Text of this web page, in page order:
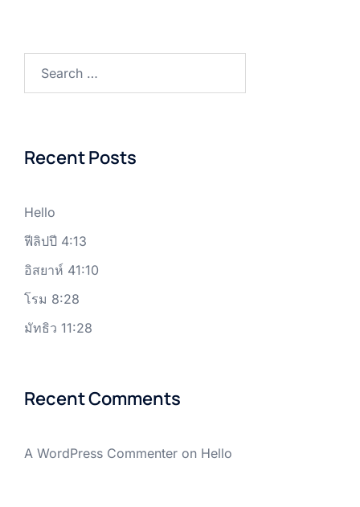
for:
Recent Posts
Hello
ฟีลิปปี 4:13
อิสยาห์ 41:10
โรม 8:28
มัทธิว 11:28
Recent Comments
A WordPress Commenter on Hello